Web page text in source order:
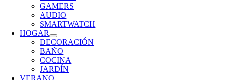
GAMERS
AUDIO
SMARTWATCH
HOGAR
DECORACIÓN
BAÑO
COCINA
JARDÍN
VERANO